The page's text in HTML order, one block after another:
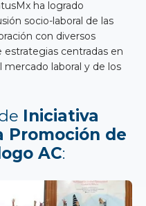
ha logrado
socio-laboral de las
con diversos
centradas en
mercado laboral y de los
Iniciativa
Promoción de
AC: